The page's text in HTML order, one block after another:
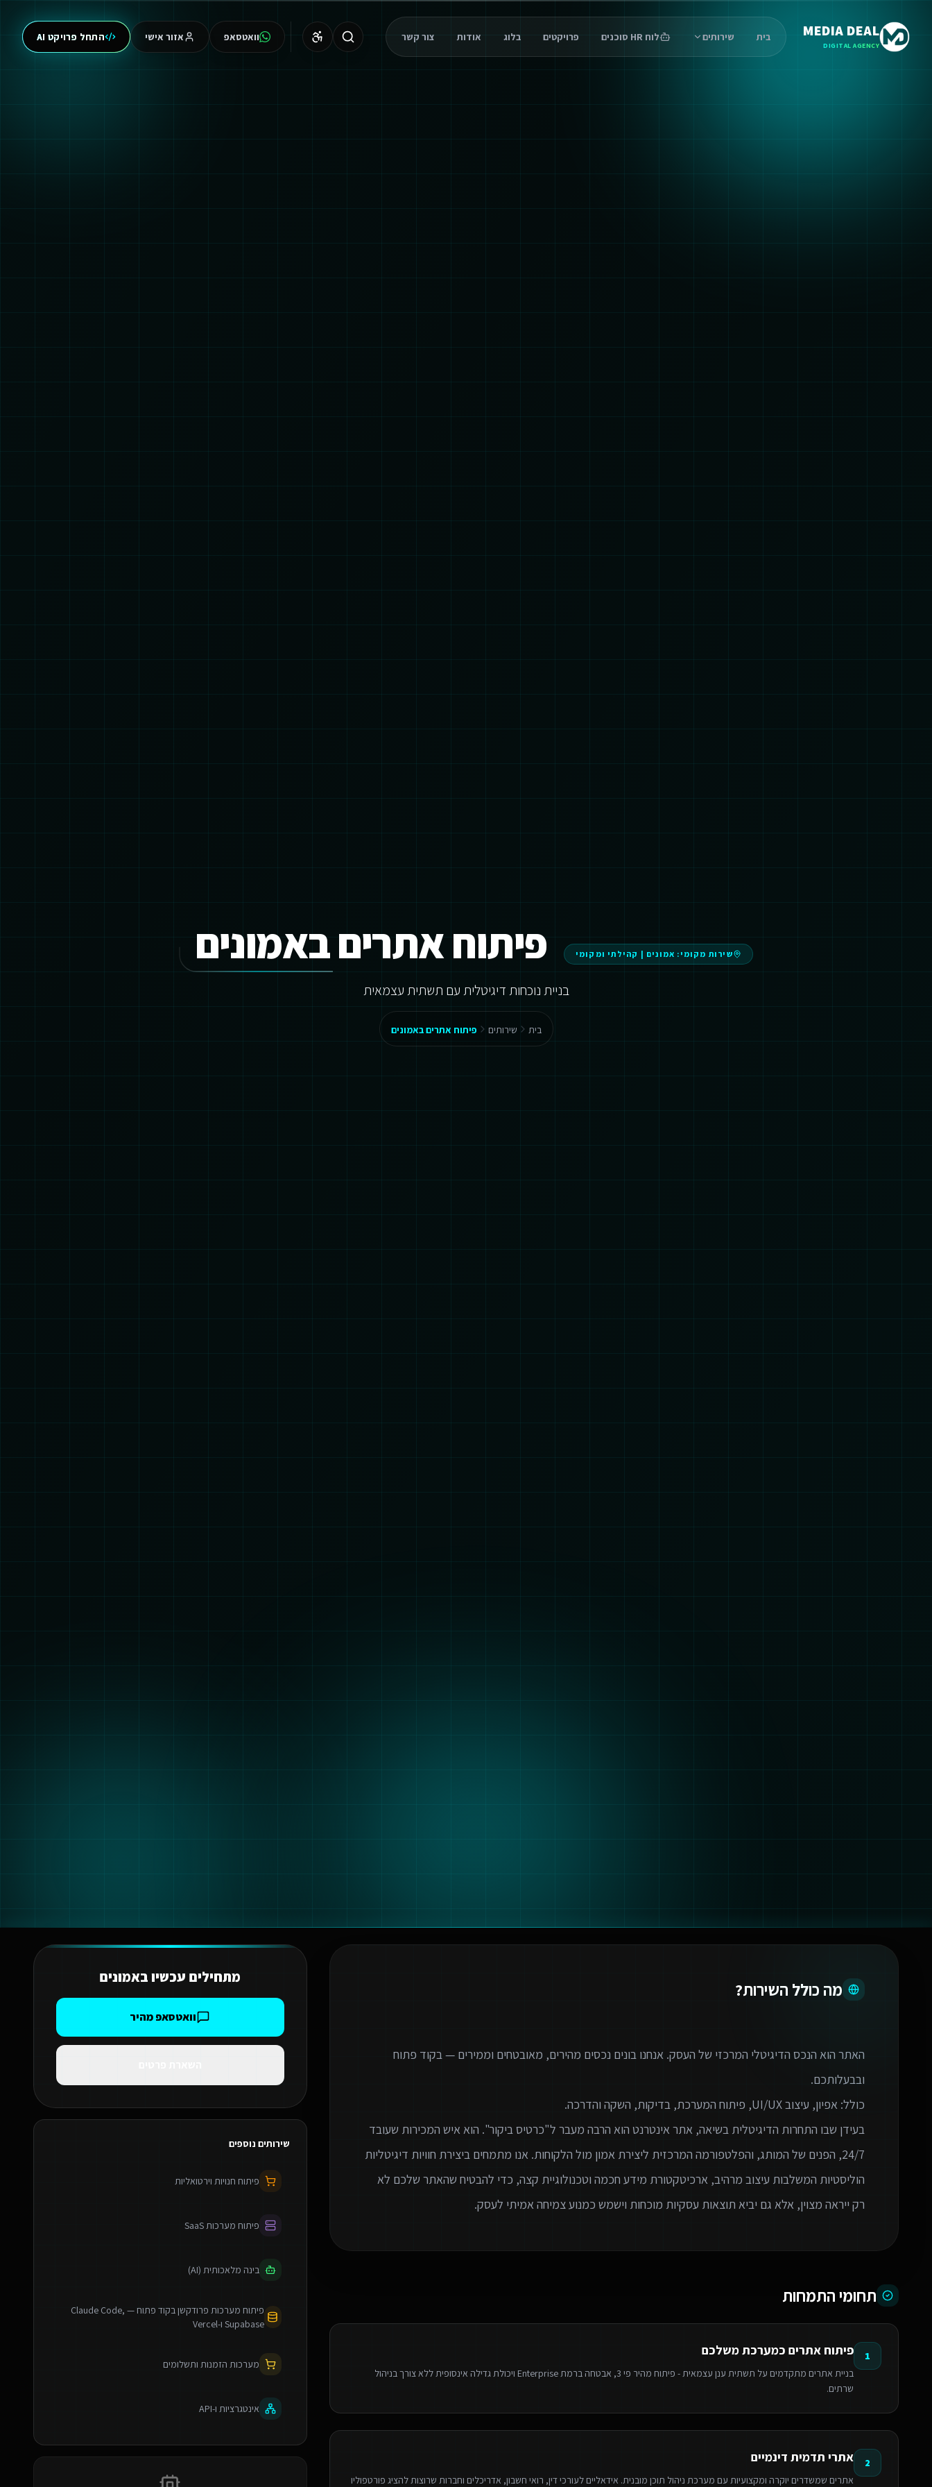
MEDIA DEAL
DIGITAL AGENCY
בית שירותים לוח HR סוכנים פרויקטים בלוג אודות צור קשר וואטסאפ אזור אישי התחל פרויקט AI
שירות מקומי: אמונים | קהילתי ומקומי פיתוח אתרים באמונים
בניית נוכחות דיגיטלית עם תשתית עצמאית
בית שירותים פיתוח אתרים באמונים
מה כולל השירות?
האתר הוא הנכס הדיגיטלי המרכזי של העסק. אנחנו בונים נכסים מהירים, מאובטחים וממירים — בקוד פתוח
בעידן שבו התחרות הדיגיטלית בשיאה, אתר אינטרנט הוא הרבה מעבר ל"כרטיס ביקור". הוא איש המכירות שעובד
24/7, הפנים של המותג, והפלטפורמה המרכזית ליצירת אמון מול הלקוחות. אנו מתמחים ביצירת חוויות דיגיטליות
הוליסטיות המשלבות עיצוב מרהיב, ארכיטקטורת מידע חכמה וטכנולוגיית קצה, כדי להבטיח שהאתר שלכם לא
רק ייראה מצוין, אלא גם יביא תוצאות עסקיות מוכחות וישמש כמנוע צמיחה אמיתי לעסק.
תחומי התמחות
1 פיתוח אתרים כמערכת משלכם
בניית אתרים מתקדמים על תשתית ענן עצמאית - פיתוח מהיר פי 3, אבטחה ברמת Enterprise ויכולת גדילה אינסופית ללא צורך בניהול
שרתים.
2 אתרי תדמית דינמיים
אתרים שמשדרים יוקרה ומקצועיות עם מערכת ניהול תוכן מובנית. אידאליים לעורכי דין, רואי חשבון, אדריכלים וחברות שרוצות להציג פורטפוליו
מתחילים עכשיו באמונים
וואטסאפ מהיר
שירותים נוספים
פיתוח חנויות וירטואליות
פיתוח מערכות SaaS
בינה מלאכותית (AI)
פיתוח מערכות פרודקשן בקוד פתוח — Claude Code,
Supabase ו-Vercel
מערכות הזמנות ותשלומים
אינטגרציות ו-API